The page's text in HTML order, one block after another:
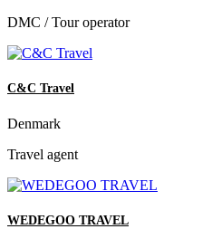
DMC / Tour operator
C&C Travel
Denmark
Travel agent
WEDEGOO TRAVEL